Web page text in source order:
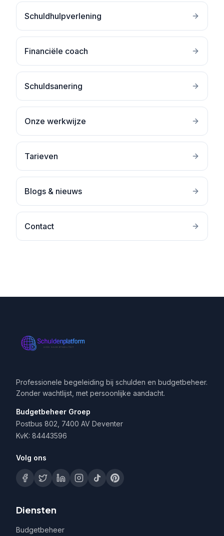
Schuldhulpverlening
Financiële coach
Schuldsanering
Onze werkwijze
Tarieven
Blogs & nieuws
Contact
Professionele begeleiding bij schulden en budgetbeheer.
Zonder wachtlijst, met persoonlijke aandacht.
Budgetbeheer Groep
Postbus 802, 7400 AV Deventer
KvK: 84443596
Volg ons
Diensten
Budgetbeheer